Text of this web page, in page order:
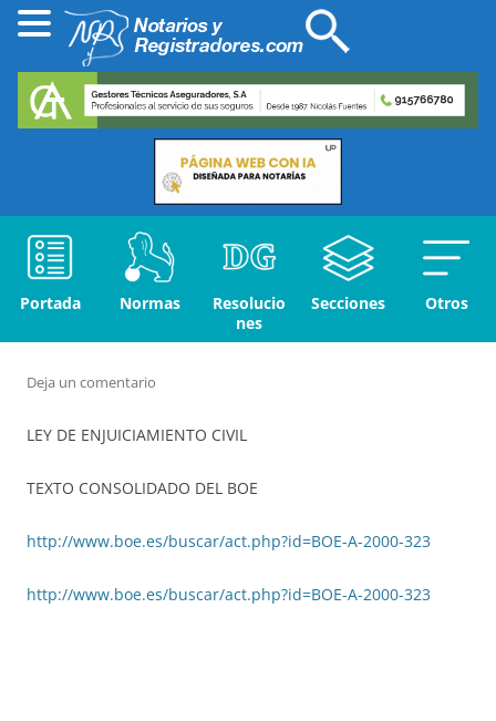
Portada Normas
Resolucio
nes
Secciones Otros
Deja un comentario
LEY DE ENJUICIAMIENTO CIVIL
TEXTO CONSOLIDADO DEL BOE
http://www.boe.es/buscar/act.php?id=BOE-A-2000-323
http://www.boe.es/buscar/act.php?id=BOE-A-2000-323